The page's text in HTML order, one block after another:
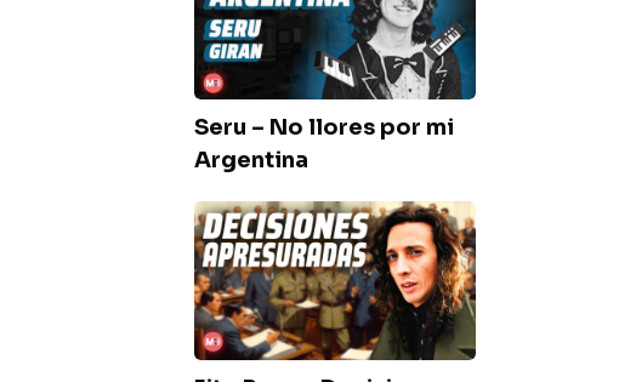
No
llores
por
mi
Argentina
Seru – No llores por mi
Argentina
Fito
Paez
–
Decisiones
apresuradas